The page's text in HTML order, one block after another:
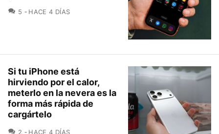
5 COMENTARIOS
HACE 4 DÍAS
Si tu iPhone está
hirviendo por el calor,
meterlo en la nevera es la
forma más rápida de
cargártelo
2 COMENTARIOS
HACE 4 DÍAS